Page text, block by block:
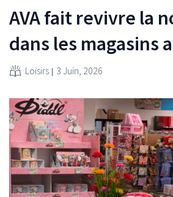
AVA fait revivre la
dans les magasins
Loisirs 3 Juin, 2026